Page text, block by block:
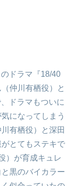
ドラマ『18/40
仲川 有栖役）
と
ドラマもついに
になってしまう
有栖役）
と深田
とてもステキで
） が育成キュレ
黒のバイカラー